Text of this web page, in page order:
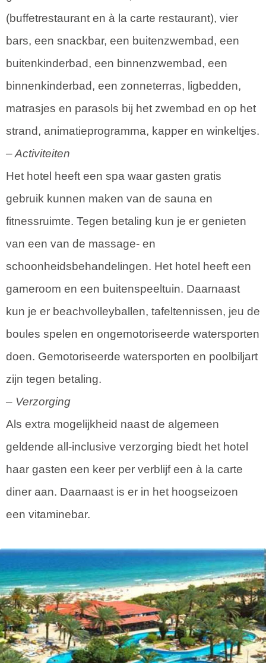
(buffetrestaurant en à la carte restaurant), vier
bars, een snackbar, een buitenzwembad, een
buitenkinderbad, een binnenzwembad, een
binnenkinderbad, een zonneterras, ligbedden,
matrasjes en parasols bij het zwembad en op het
strand, animatieprogramma, kapper en winkeltjes.
– Activiteiten
Het hotel heeft een spa waar gasten gratis
gebruik kunnen maken van de sauna en
fitnessruimte. Tegen betaling kun je er genieten
van een van de massage- en
schoonheidsbehandelingen. Het hotel heeft een
gameroom en een buitenspeeltuin. Daarnaast
kun je er beachvolleyballen, tafeltennissen, jeu de
boules spelen en ongemotoriseerde watersporten
doen. Gemotoriseerde watersporten en poolbiljart
zijn tegen betaling.
– Verzorging
Als extra mogelijkheid naast de algemeen
geldende all-inclusive verzorging biedt het hotel
haar gasten een keer per verblijf een à la carte
diner aan. Daarnaast is er in het hoogseizoen
een vitaminebar.